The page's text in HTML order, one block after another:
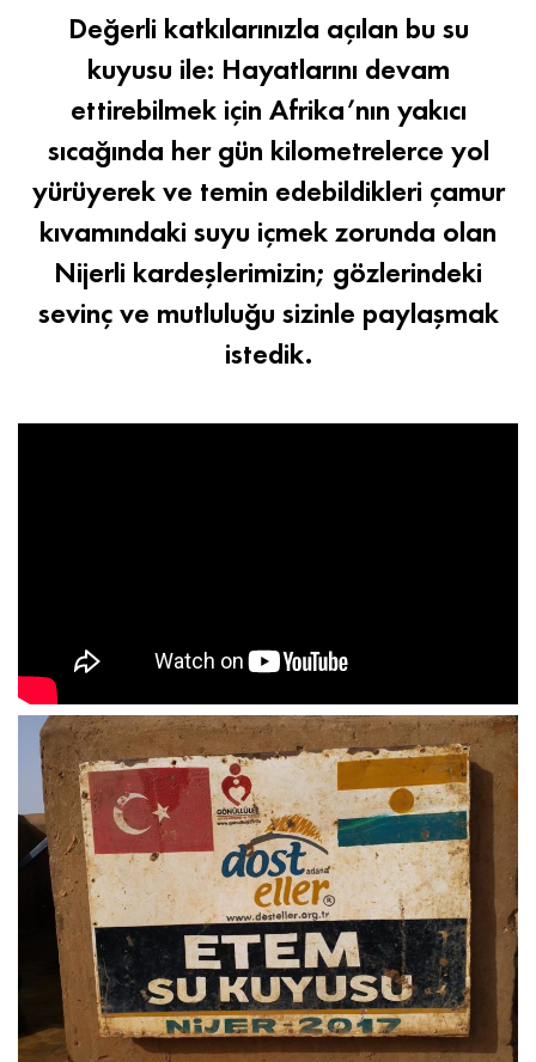
Değerli katkılarınızla açılan bu su
kuyusu ile: Hayatlarını devam
ettirebilmek için Afrika’nın yakıcı
sıcağında her gün kilometrelerce yol
yürüyerek ve temin edebildikleri çamur
kıvamındaki suyu içmek zorunda olan
Nijerli kardeşlerimizin; gözlerindeki
sevinç ve mutluluğu sizinle paylaşmak
istedik.